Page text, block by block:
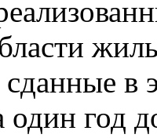
в
один год